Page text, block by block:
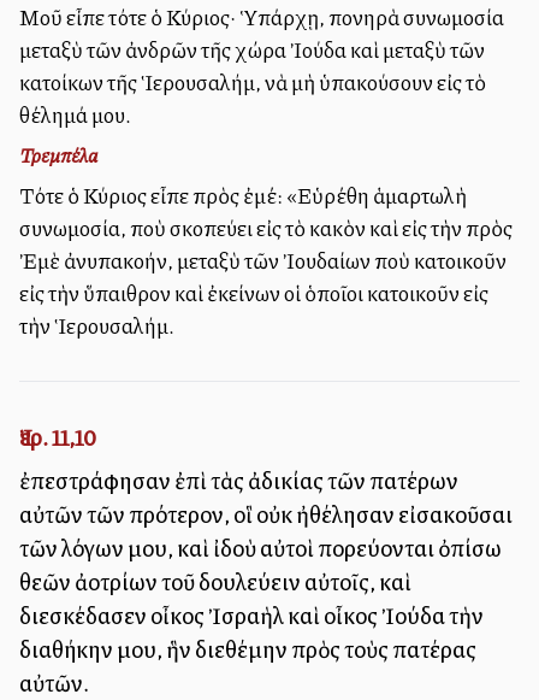
Μοῦ εἶπε τότε ὁ Κύριος· Ὑπάρχῃ, πονηρὰ συνωμοσία
μεταξὺ τῶν ἀνδρῶν τῆς χώρα Ἰούδα καὶ μεταξὺ τῶν
κατοίκων τῆς Ἱερουσαλήμ, νὰ μὴ ὑπακούσουν εἰς τὸ
θέλημά μου.
Τρεμπέλα
Τότε ὁ Κύριος εἶπε πρὸς ἐμέ: «Εὑρέθη ἁμαρτωλὴ
συνωμοσία, ποὺ σκοπεύει εἰς τὸ κακὸν καὶ εἰς τὴν πρὸς
Ἐμὲ ἀνυπακοήν, μεταξὺ τῶν Ἰουδαίων ποὺ κατοικοῦν
εἰς τὴν ὕπαιθρον καὶ ἐκείνων οἱ ὁποῖοι κατοικοῦν εἰς
τὴν Ἱερουσαλήμ.
Ἰερ. 11,10
ἐπεστράφησαν ἐπὶ τὰς ἀδικίας τῶν πατέρων
αὐτῶν τῶν πρότερον, οἳ οὐκ ἠθέλησαν εἰσακοῦσαι
τῶν λόγων μου, καὶ ἰδοὺ αὐτοὶ πορεύονται ὀπίσω
θεῶν ἀλλοτρίων τοῦ δουλεύειν αὐτοῖς, καὶ
διεσκέδασεν οἶκος Ἰσραὴλ καὶ οἶκος Ἰούδα τὴν
διαθήκην μου, ἣν διεθέμην πρὸς τοὺς πατέρας
αὐτῶν.